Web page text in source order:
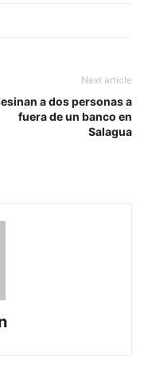
Next article
a dos personas a
fuera de un banco en
Salagua